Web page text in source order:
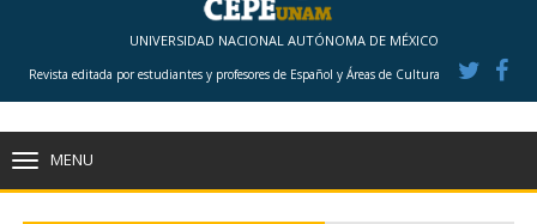
UNIVERSIDAD NACIONAL AUTÓNOMA DE MÉXICO
Revista editada por estudiantes y profesores de Español y Áreas de Cultura
MENU